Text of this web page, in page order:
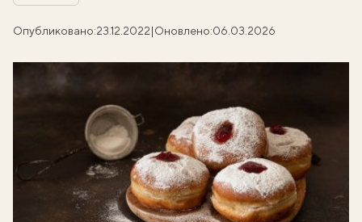
Опубликовано:23.12.2022|Оновлено:06.03.2026